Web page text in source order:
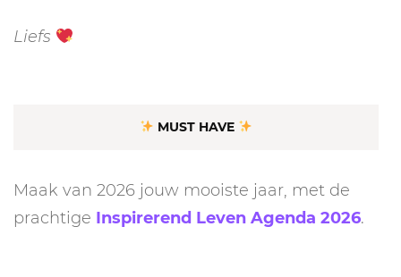
Liefs
MUST HAVE
Maak van 2026 jouw mooiste jaar, met de
prachtige Inspirerend Leven Agenda 2026.